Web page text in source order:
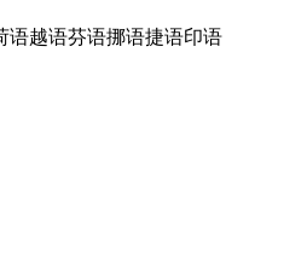
语越语芬语挪语捷语印语